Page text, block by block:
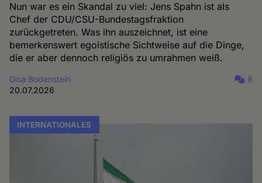
Nun war es ein Skandal zu viel: Jens Spahn ist als
Chef der CDU/CSU-Bundestagsfraktion
zurückgetreten. Was ihn auszeichnet, ist eine
bemerkenswert egoistische Sichtweise auf die Dinge,
die er aber dennoch religiös zu umrahmen weiß.
Gisa Bodenstein
20.07.2026
8
INTERNATIONALES